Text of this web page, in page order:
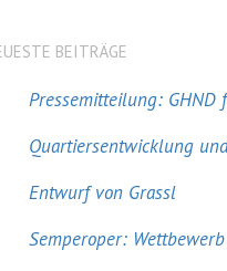
BEITRÄGE
Pressemitteilung: GHND
Quartiersentwicklung
Entwurf von Grassl
Semperoper: